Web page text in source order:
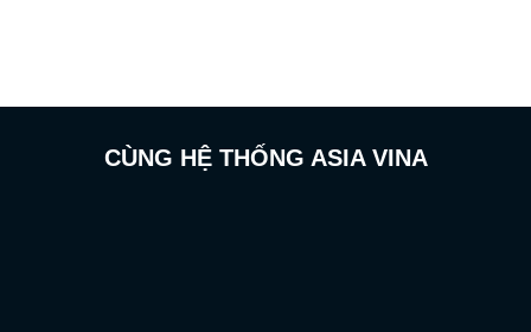
CÙNG HỆ THỐNG ASIA VINA